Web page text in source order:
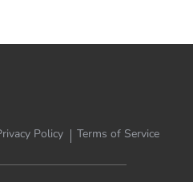
Policy Terms of Service